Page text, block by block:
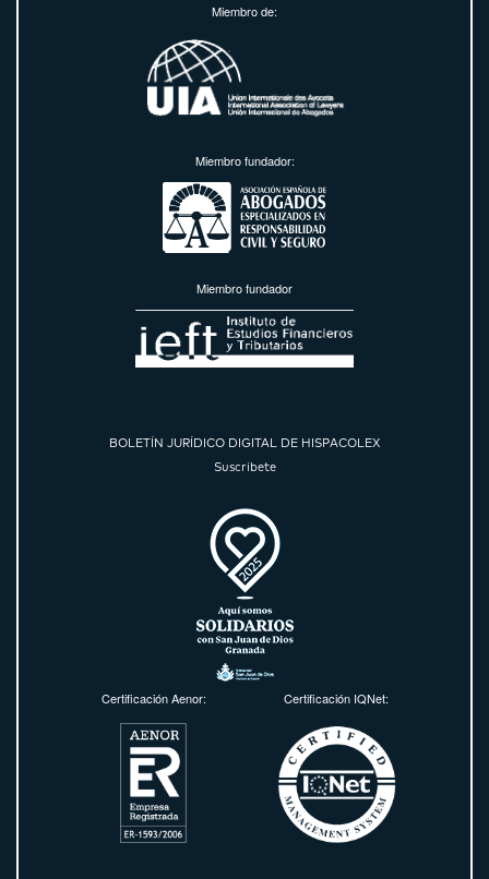
Miembro de:
Miembro fundador:
Miembro fundador
BOLETÍN JURÍDICO DIGITAL DE HISPACOLEX
Suscríbete
Certificación Aenor: Certificación IQNet: